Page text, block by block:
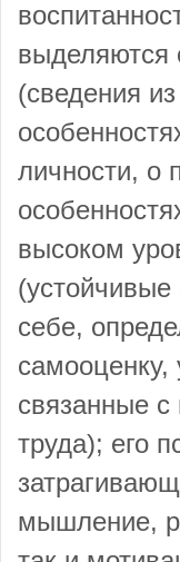
выделяются
(сведения
личности, о
высоком
(устойчивые
себе,
самооценку,
связанные с
труда); его
мышление,